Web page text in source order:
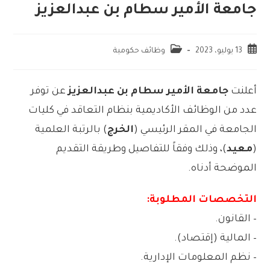
جامعة الأمير سطام بن عبدالعزيز
13 يوليو، 2023 وظائف حكومية
أعلنتجامعة الأمير سطام بن عبدالعزيزعن توفر
عدد من الوظائف الأكاديمية بنظام التعاقد في كليات
الجامعة في المقر الرئيسي (الخرج) بالرتبة العلمية
(معيد)، وذلك وفقاً للتفاصيل وطريقة التقديم
الموضحة أدناه.
التخصصات المطلوبة:
– القانون.
– المالية (إقتصاد).
– نظم المعلومات الإدارية.